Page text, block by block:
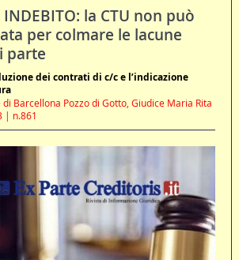
INDEBITO: la CTU non può
per colmare le lacune
parte
dei contrati di c/c e l’indicazione
Barcellona Pozzo di Gotto, Giudice Maria Rita
| n.861